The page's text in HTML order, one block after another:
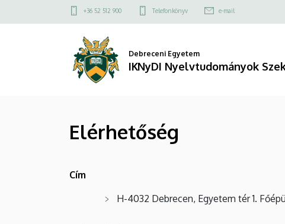
Elérhetőség
Nyelvtudományok
a
Felső
menü
+36 52 512 900 Telefonkönyv e-mail
Debreceni Egyetem
IKNyDI Nyelvtudományok
Elérhetőség
Cím
H-4032 Debrecen, Egyetem tér 1.